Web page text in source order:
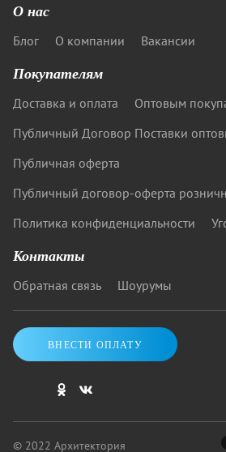
О нас
Блог О компании Вакансии
Покупателям
Доставка и оплата
Оптовым
Публичный Договор Поставки
Публичная оферта
Публичный договор-оферта
Политика конфиденциальности
Контакты
Обратная связь Шоурумы
ВНЕСТИ ОПЛАТУ
© 2022 Архитектория